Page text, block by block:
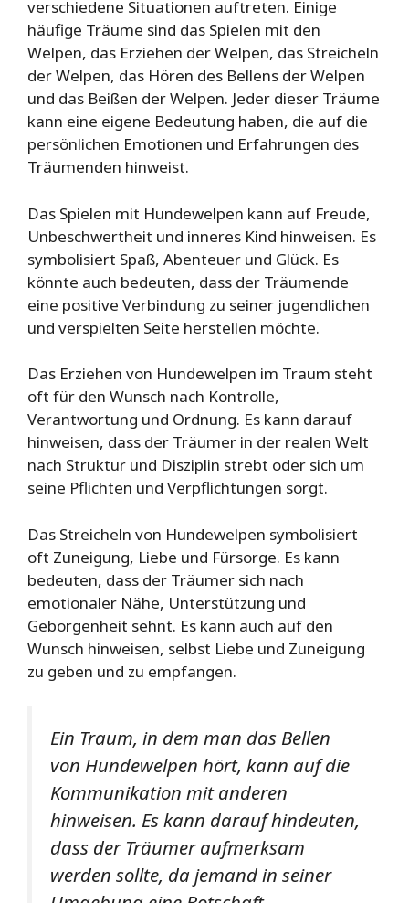
verschiedene Situationen auftreten. Einige
häufige Träume sind das Spielen mit den
Welpen, das Erziehen der Welpen, das Streicheln
der Welpen, das Hören des Bellens der Welpen
und das Beißen der Welpen. Jeder dieser Träume
kann eine eigene Bedeutung haben, die auf die
persönlichen Emotionen und Erfahrungen des
Träumenden hinweist.
Das Spielen mit Hundewelpen kann auf Freude,
Unbeschwertheit und inneres Kind hinweisen. Es
symbolisiert Spaß, Abenteuer und Glück. Es
könnte auch bedeuten, dass der Träumende
eine positive Verbindung zu seiner jugendlichen
und verspielten Seite herstellen möchte.
Das Erziehen von Hundewelpen im Traum steht
oft für den Wunsch nach Kontrolle,
Verantwortung und Ordnung. Es kann darauf
hinweisen, dass der Träumer in der realen Welt
nach Struktur und Disziplin strebt oder sich um
seine Pflichten und Verpflichtungen sorgt.
Das Streicheln von Hundewelpen symbolisiert
oft Zuneigung, Liebe und Fürsorge. Es kann
bedeuten, dass der Träumer sich nach
emotionaler Nähe, Unterstützung und
Geborgenheit sehnt. Es kann auch auf den
Wunsch hinweisen, selbst Liebe und Zuneigung
zu geben und zu empfangen.
Ein Traum, in dem man das Bellen
von Hundewelpen hört, kann auf die
Kommunikation mit anderen
hinweisen. Es kann darauf hindeuten,
dass der Träumer aufmerksam
werden sollte, da jemand in seiner